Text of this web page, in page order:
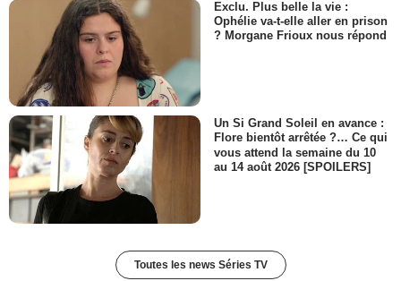
Exclu. Plus belle la vie :
Ophélie va-t-elle aller en prison
? Morgane Frioux nous répond
Un Si Grand Soleil en avance :
Flore bientôt arrêtée ?… Ce qui
vous attend la semaine du 10
au 14 août 2026 [SPOILERS]
Toutes les news Séries TV